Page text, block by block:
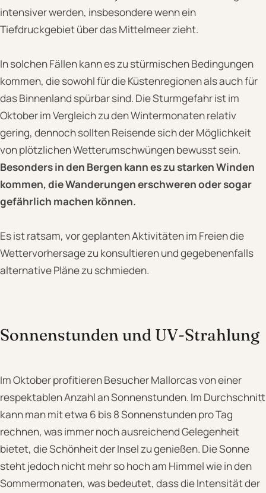
intensiver werden, insbesondere wenn ein
Tiefdruckgebiet über das Mittelmeer zieht.
In solchen Fällen kann es zu stürmischen Bedingungen
kommen, die sowohl für die Küstenregionen als auch für
das Binnenland spürbar sind. Die Sturmgefahr ist im
Oktober im Vergleich zu den Wintermonaten relativ
gering, dennoch sollten Reisende sich der Möglichkeit
von plötzlichen Wetterumschwüngen bewusst sein.
Besonders in den Bergen kann es zu starken Winden
kommen, die Wanderungen erschweren oder sogar
gefährlich machen können.
Es ist ratsam, vor geplanten Aktivitäten im Freien die
Wettervorhersage zu konsultieren und gegebenenfalls
alternative Pläne zu schmieden.
Sonnenstunden und UV-Strahlung
Im Oktober profitieren Besucher Mallorcas von einer
respektablen Anzahl an Sonnenstunden. Im Durchschnitt
kann man mit etwa 6 bis 8 Sonnenstunden pro Tag
rechnen, was immer noch ausreichend Gelegenheit
bietet, die Schönheit der Insel zu genießen. Die Sonne
steht jedoch nicht mehr so hoch am Himmel wie in den
Sommermonaten, was bedeutet, dass die Intensität der